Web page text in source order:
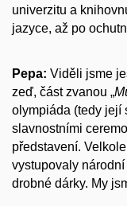
univerzitu a
jazyce, až po
Pepa: Viděli jsme
zeď, část zvanou „
olympiáda (tedy její
slavnostními
představení.
vystupovaly
drobné dárky. My